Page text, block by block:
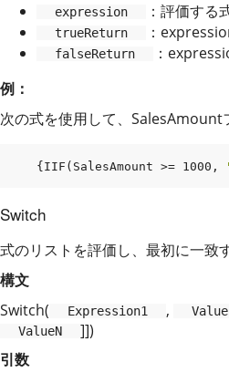
expression ：評価する
trueReturn ：
falseReturn
：
例：
次の式を使用して、SalesAmount
{ IIF ( SalesAmount >= 1000 ,
Switch
式のリストを評価し、最初に一致
構文
Switch(
Expression1 ,
ValueN
]])
引数